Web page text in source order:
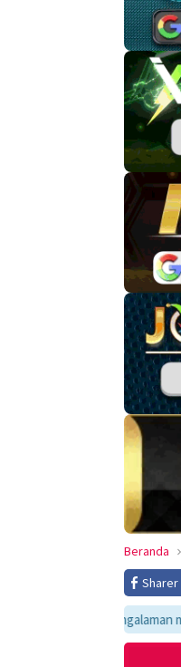
Beranda
Sharer
pengalaman menonton